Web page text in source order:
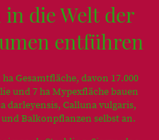
in die Welt der
entführen
Gesamtfläche, davon 17.000
und 7 ha Mypexfläche bauen
darleyensis, Calluna vulgaris,
Balkonpflanzen selbst an.